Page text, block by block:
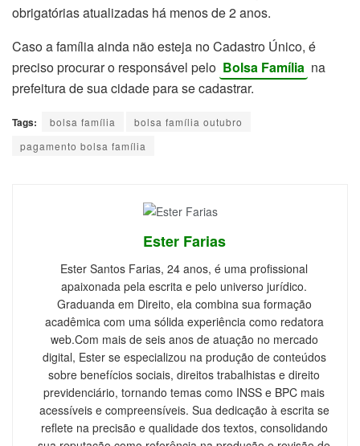
obrigatórias atualizadas há menos de 2 anos.
Caso a família ainda não esteja no Cadastro Único, é
preciso procurar o responsável pelo Bolsa Família na
prefeitura de sua cidade para se cadastrar.
Tags: bolsa família
bolsa família outubro
pagamento bolsa família
Ester Farias
Ester Santos Farias, 24 anos, é uma profissional
apaixonada pela escrita e pelo universo jurídico.
Graduanda em Direito, ela combina sua formação
acadêmica com uma sólida experiência como redatora
web.Com mais de seis anos de atuação no mercado
digital, Ester se especializou na produção de conteúdos
sobre benefícios sociais, direitos trabalhistas e direito
previdenciário, tornando temas como INSS e BPC mais
acessíveis e compreensíveis. Sua dedicação à escrita se
reflete na precisão e qualidade dos textos, consolidando